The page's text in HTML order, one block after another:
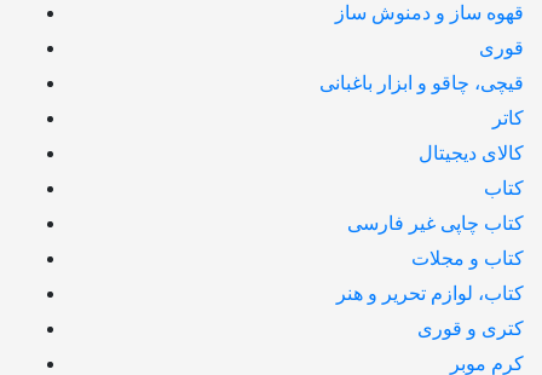
قهوه ساز و دمنوش ساز
قوری
قیچی‌، چاقو و ابزار باغبانی
کاتر
کالای دیجیتال
کتاب
کتاب چاپی غیر فارسی
کتاب و مجلات
کتاب، لوازم تحریر و هنر
کتری و قوری
کرم موبر